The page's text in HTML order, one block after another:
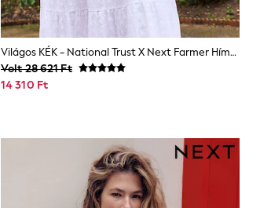
Világos KÉK - National Trust X Next Farmer Hímzett Steppelt Mellény
Volt 28 621 Ft
14 310 Ft